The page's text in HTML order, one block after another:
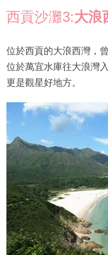
西貢沙灘3:大浪
位於西貢的大浪西灣，
位於萬宜水庫往大浪灣
更是觀星好地方。